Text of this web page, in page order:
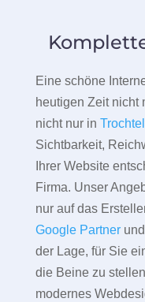
Eine schöne
heutigen Zeit nicht
nicht nur in
Sichtbarkeit,
Ihrer Website
Firma. Unser
nur auf das
Google Partnerund
der Lage, für Sie
die Beine zu
modernes